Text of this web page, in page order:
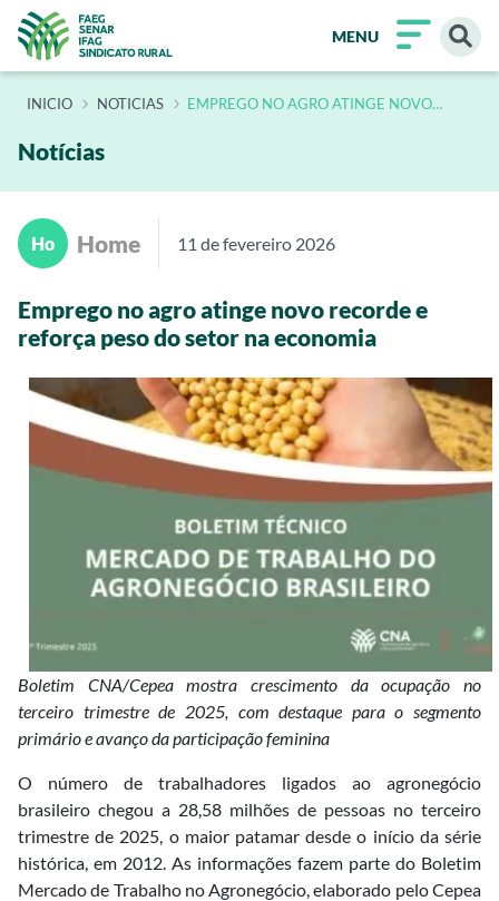
MENU
INÍCIO NOTICIAS EMPREGO NO AGRO ATINGE NOVO
Notícias
Ho Home 11 de fevereiro 2026
Emprego no agro atinge novo recorde e
reforça peso do setor na economia
Boletim CNA/Cepea mostra crescimento da ocupação no
terceiro trimestre de 2025, com destaque para o segmento
primário e avanço da participação feminina
O número de trabalhadores ligados ao agronegócio
brasileiro chegou a 28,58 milhões de pessoas no terceiro
trimestre de 2025, o maior patamar desde o início da série
histórica, em 2012. As informações fazem parte do Boletim
Mercado de Trabalho no Agronegócio, elaborado pelo Cepea